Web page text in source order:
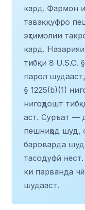
кард. Фармон
таваққуфро
эҳтимолии
кард. Назарияи
тибқи 8 U.S.C.
парол
§ 1225(b)(1)
нигоҳдошт
аст. Суръат —
пешниҳод шуд,
бароварда
тасодуфӣ
ки парванда
шудааст.